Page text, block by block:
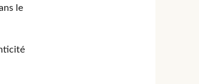
le